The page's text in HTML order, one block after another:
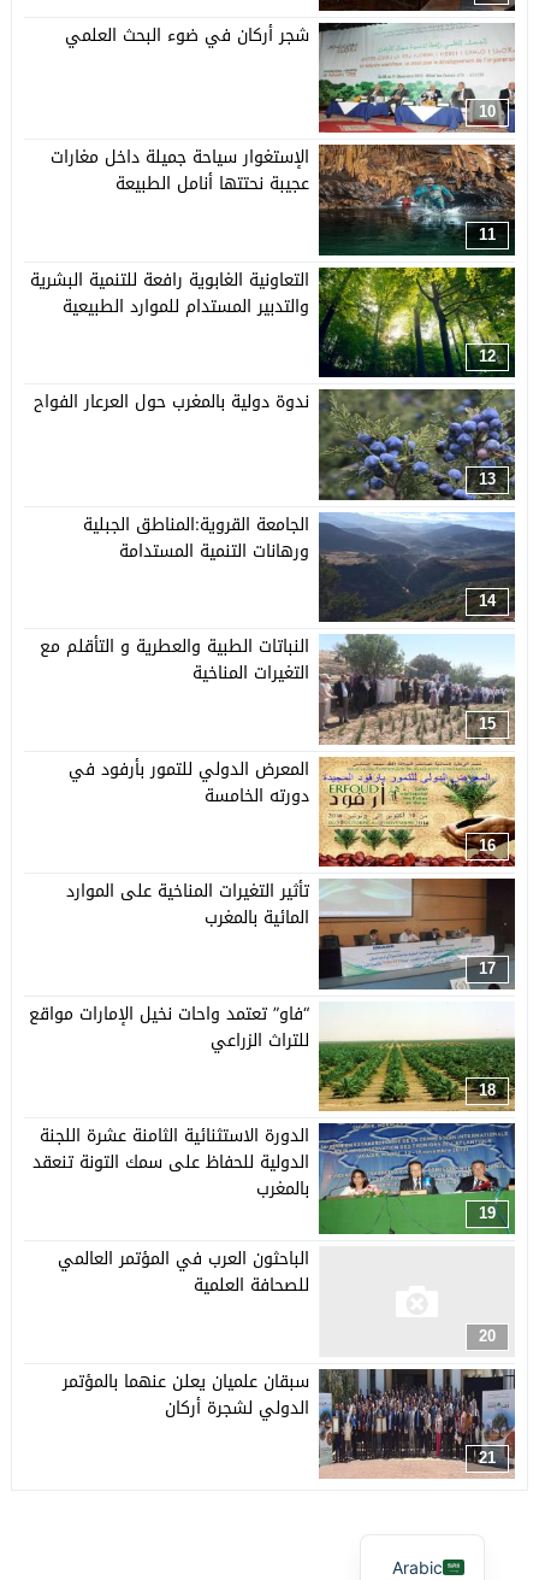
10
شجر أركان في ضوء البحث العلمي
11
الإستغوار سياحة جميلة داخل مغارات
عجيبة نحتتها أنامل الطبيعة
12
التعاونية الغابوية رافعة للتنمية البشرية
والتدبير المستدام للموارد الطبيعية
13
ندوة دولية بالمغرب حول العرعار الفواح
14
الجامعة القروية:المناطق الجبلية
ورهانات التنمية المستدامة
15
النباتات الطبية والعطرية و التأقلم مع
التغيرات المناخية
16
المعرض الدولي للتمور بأرفود في
دورته الخامسة
17
تأثير التغيرات المناخية على الموارد
المائية بالمغرب
18
“فاو” تعتمد واحات نخيل الإمارات مواقع
للتراث الزراعي
19
الدورة الاستثنائية الثامنة عشرة اللجنة
الدولية للحفاظ على سمك التونة تنعقد
بالمغرب
20
الباحثون العرب في المؤتمر العالمي
للصحافة العلمية
21
سبقان علميان يعلن عنهما بالمؤتمر
الدولي لشجرة أركان
Arabic